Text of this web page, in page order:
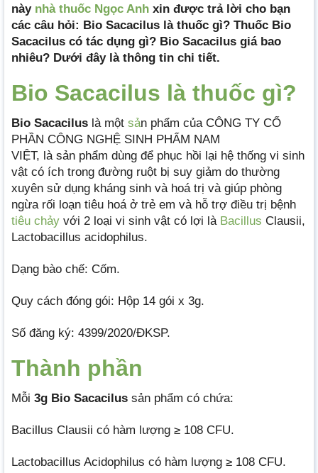
này nhà thuốc Ngọc Anh xin được trả lời cho bạn
các câu hỏi: Bio Sacacilus là thuốc gì? Thuốc Bio
Sacacilus có tác dụng gì? Bio Sacacilus giá bao
nhiêu? Dưới đây là thông tin chi tiết.
Bio Sacacilus là thuốc gì?
Bio Sacacilus là một sản phẩm của CÔNG TY CỔ
PHẦN CÔNG NGHỆ SINH PHẨM NAM
VIỆT, là sản phẩm dùng để phục hồi lại hệ thống vi sinh
vật có ích trong đường ruột bị suy giảm do thường
xuyên sử dụng kháng sinh và hoá trị và giúp phòng
ngừa rối loạn tiêu hoá ở trẻ em và hỗ trợ điều trị bệnh
tiêu chảy với 2 loại vi sinh vật có lợi là Bacillus Clausii,
Lactobacillus acidophilus.
Dạng bào chế: Cốm.
Quy cách đóng gói: Hộp 14 gói x 3g.
Số đăng ký: 4399/2020/ĐKSP.
Thành phần
Mỗi 3g Bio Sacacilus sản phẩm có chứa:
Bacillus Clausii có hàm lượng ≥ 108 CFU.
Lactobacillus Acidophilus có hàm lượng ≥ 108 CFU.